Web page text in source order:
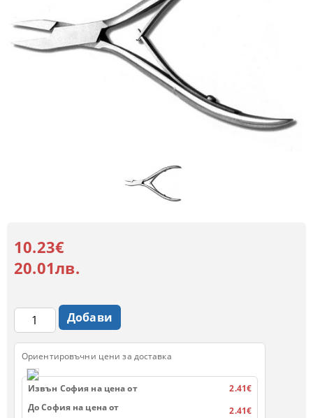
10.23€
20.01лв.
Ориентировъчни цени за доставка
Извън София на цена от
2.41€
До София на цена от
2.41€